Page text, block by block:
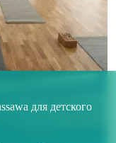
для детского